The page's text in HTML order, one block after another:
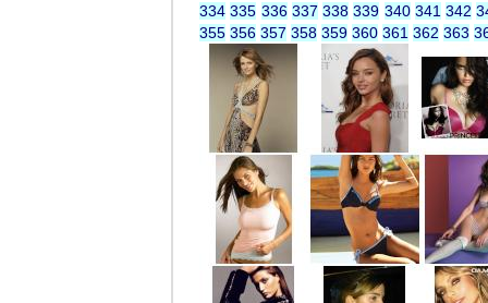
334 335 336 337 338 339 340 341 342
355 356 357 358 359 360 361 362 363